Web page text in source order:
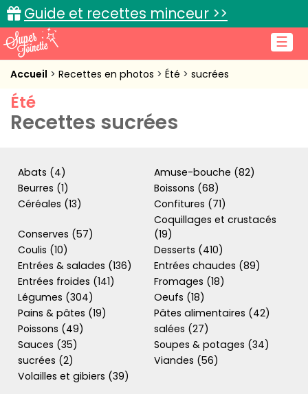
☰
Guide et recettes minceur >>
Accueil
Recettes de cuisine
Cuisine pratique
Connexion
Accueil Recettes en photos Été sucrées
Été
Recettes sucrées
Abats (4)
Amuse-bouche (82)
Beurres (1)
Boissons (68)
Céréales (13)
Confitures (71)
Conserves (57)
Coquillages et crustacés
(19)
Coulis (10)
Desserts (410)
Entrées & salades (136)
Entrées chaudes (89)
Entrées froides (141)
Fromages (18)
Légumes (304)
Oeufs (18)
Pains & pâtes (19)
Pâtes alimentaires (42)
Poissons (49)
salées (27)
Sauces (35)
Soupes & potages (34)
sucrées (2)
Viandes (56)
Volailles et gibiers (39)